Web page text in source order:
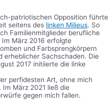
patriotischen Opposition führte
seitens des linken Milieus. So
Familienmitglieder berufliche
März 2016 erfolgte
und Farbsprengkörpern
erheblicher Sachschaden. Die
2017 initiierte die linke
perfidesten Art, ohne mich
März 2021 ließ die
gegen mich fallen.